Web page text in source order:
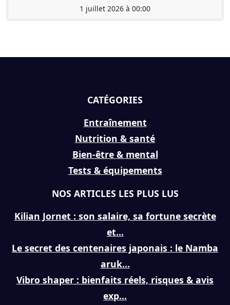
1 juillet 2026 à 00:00
CATÉGORIES
Entraînement
Nutrition & santé
Bien-être & mental
Tests & équipements
NOS ARTICLES LES PLUS LUS
Kilian Jornet : son salaire, sa fortune secrète
et...
Le secret des centenaires japonais : le Namba
aruk...
Vibro shaper : bienfaits réels, risques & avis
exp...